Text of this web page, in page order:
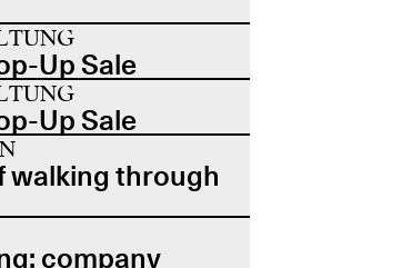
Up Sale
Up Sale
walking through
company